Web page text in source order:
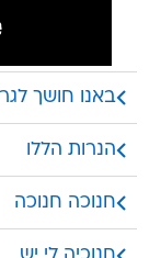
באנו חושך
באנו חושך
מפני האור!
הנרות הללו
הנרות הללו
חנוכה חנוכה